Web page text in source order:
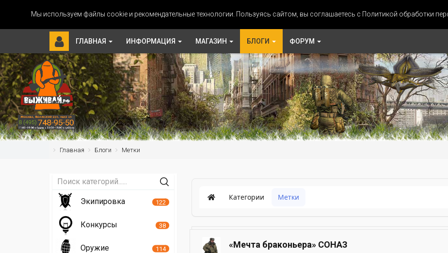
Мы используем файлы cookie и рекомендательные технологии. Пользуясь сайтом, вы соглашаетесь с Политикой обработки
ГЛАВНАЯ ИНФОРМАЦИЯ МАГАЗИН БЛОГИ ФОРУМ
Главная Блоги Метки
Категории Метки
«Мечта браконьера» СОНАЗ
Экипировка 122
Конкурсы 38
Оружие 114